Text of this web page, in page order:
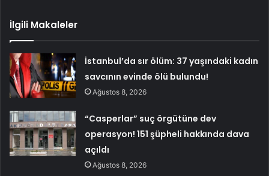
İlgili Makaleler
İstanbul’da sır ölüm: 37 yaşındaki kadın
savcının evinde ölü bulundu!
Ağustos 8, 2026
“Casperlar” suç örgütüne dev
operasyon! 151 şüpheli hakkında dava
açıldı
Ağustos 8, 2026